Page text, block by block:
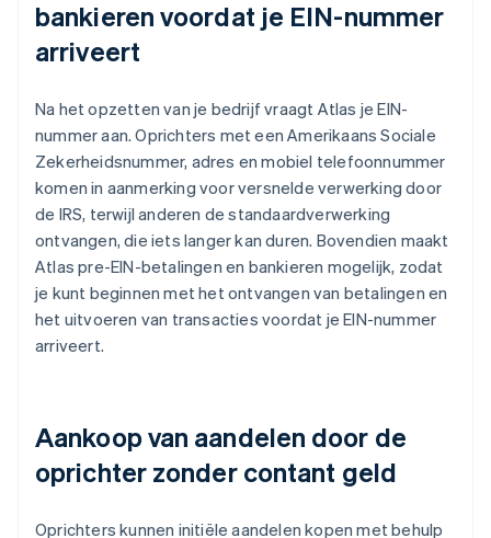
bankieren voordat je EIN-nummer
arriveert
Na het opzetten van je bedrijf vraagt Atlas je EIN-
nummer aan. Oprichters met een Amerikaans Sociale
Zekerheidsnummer, adres en mobiel telefoonnummer
komen in aanmerking voor versnelde verwerking door
de IRS, terwijl anderen de standaardverwerking
ontvangen, die iets langer kan duren. Bovendien maakt
Atlas pre-EIN-betalingen en bankieren mogelijk, zodat
je kunt beginnen met het ontvangen van betalingen en
het uitvoeren van transacties voordat je EIN-nummer
arriveert.
Aankoop van aandelen door de
oprichter zonder contant geld
Oprichters kunnen initiële aandelen kopen met behulp